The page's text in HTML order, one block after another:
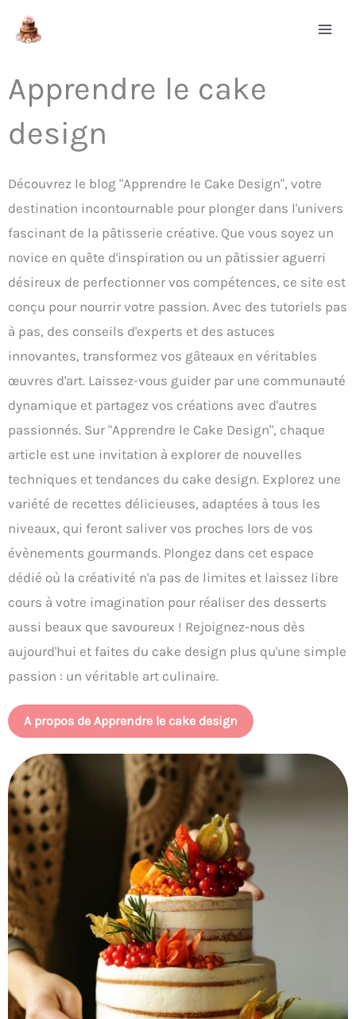
Apprendre le cake
design
Découvrez le blog "Apprendre le Cake Design", votre
destination incontournable pour plonger dans l'univers
fascinant de la pâtisserie créative. Que vous soyez un
novice en quête d'inspiration ou un pâtissier aguerri
désireux de perfectionner vos compétences, ce site est
conçu pour nourrir votre passion. Avec des tutoriels pas
à pas, des conseils d'experts et des astuces
innovantes, transformez vos gâteaux en véritables
œuvres d'art. Laissez-vous guider par une communauté
dynamique et partagez vos créations avec d'autres
passionnés. Sur "Apprendre le Cake Design", chaque
article est une invitation à explorer de nouvelles
techniques et tendances du cake design. Explorez une
variété de recettes délicieuses, adaptées à tous les
niveaux, qui feront saliver vos proches lors de vos
évènements gourmands. Plongez dans cet espace
dédié où la créativité n'a pas de limites et laissez libre
cours à votre imagination pour réaliser des desserts
aussi beaux que savoureux ! Rejoignez-nous dès
aujourd'hui et faites du cake design plus qu'une simple
passion : un véritable art culinaire.
A propos de Apprendre le cake design